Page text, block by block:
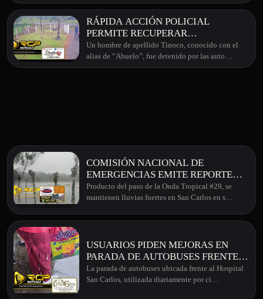
RÁPIDA ACCIÓN POLICIAL
PERMITE RECUPERAR
MOTOCICLETA ROBADA EN
GUATUSO
Un hombre de apellido Tinoco, conocido con el
alias de “Abuelo”, fue detenido por las auto…
COMISIÓN NACIONAL DE
EMERGENCIAS EMITE REPORTE
SOBRE AFECTACIONES EN LA
ZONA TRAS PASO DE ONDA
Producto del paso de la Onda Tropical #29, se
mantienen lluvias fuertes en San Carlos en s…
USUARIOS PIDEN MEJORAS EN
PARADA DE AUTOBUSES FRENTE
AL HOSPITAL SAN CARLOS
La parada de autobuses ubicada frente al Hospital
San Carlos, utilizada diariamente por ci…